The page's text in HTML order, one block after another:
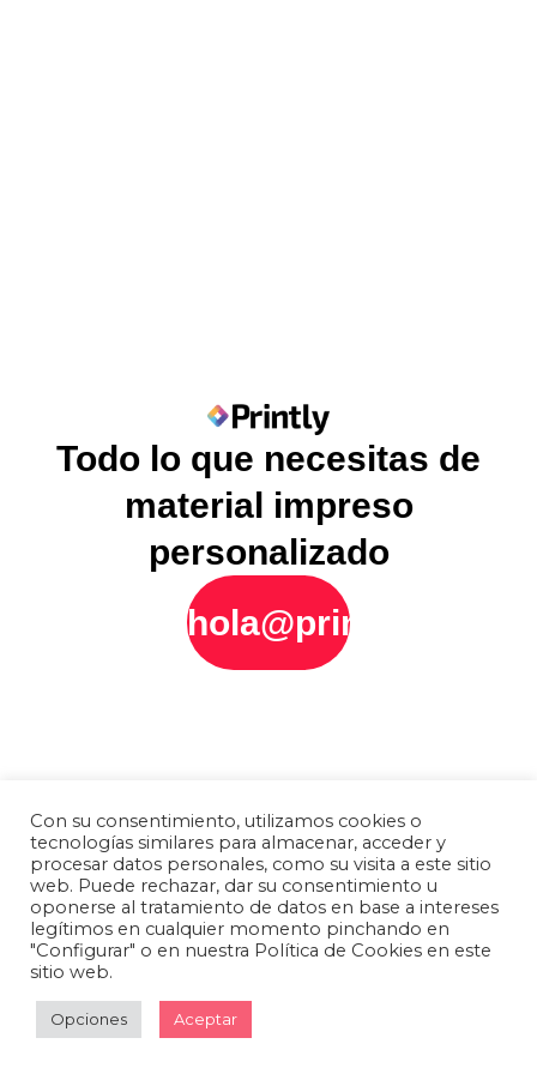
Todo lo que necesitas de
material impreso
personalizado
hola@printly.es
Con su consentimiento, utilizamos cookies o
tecnologías similares para almacenar, acceder y
procesar datos personales, como su visita a este sitio
web. Puede rechazar, dar su consentimiento u
oponerse al tratamiento de datos en base a intereses
legítimos en cualquier momento pinchando en
"Configurar" o en nuestra Política de Cookies en este
sitio web.
Opciones Aceptar